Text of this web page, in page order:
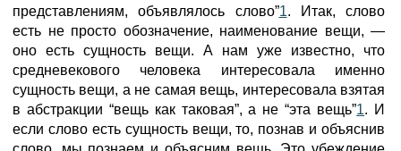
представлениям, объявлялось слово”1. Итак, слово
есть не просто обозначение, наименование вещи, —
оно есть сущность вещи. А нам уже известно, что
средневекового человека интересовала именно
сущность вещи, а не самая вещь, интересовала взятая
в абстракции “вещь как таковая”, а не “эта вещь”1. И
если слово есть сущность вещи, то, познав и объяснив